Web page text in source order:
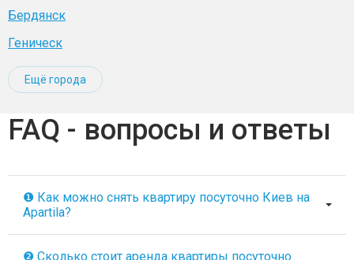
Бердянск
Геническ
Ещё города
FAQ - вопросы и ответы
❶ Как можно снять квартиру посуточно Киев на
Apartila?
❷ Сколько стоит аренда квартиры посуточно